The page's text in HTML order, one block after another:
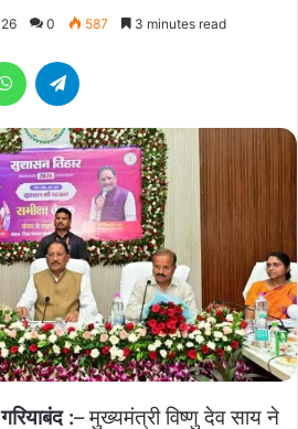
0 587 3 minutes read
गरियाबंद :–मुख्यमंत्री विष्णु देव साय ने